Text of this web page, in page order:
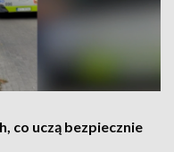
co uczą bezpiecznie